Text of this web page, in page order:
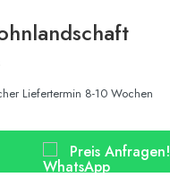
Liefertermin 8-10 Wochen
Preis Anfragen!